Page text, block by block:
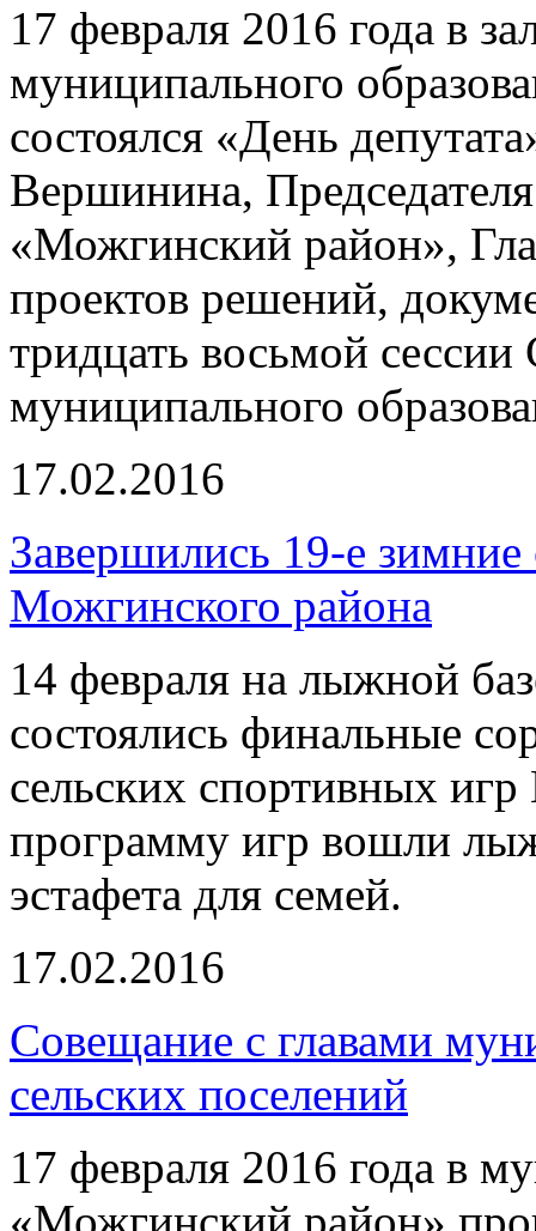
17 февраля 2016 года в
муниципального
состоялся «День
Вершинина,
«Можгинский район»,
проектов решений,
тридцать восьмой сессии
муниципального
17.02.2016
Завершились 19-е
Можгинского района
14 февраля на лыжной
состоялись финальные
сельских спортивных
программу игр вошли
эстафета для семей.
17.02.2016
Совещание с главами
сельских поселений
17 февраля 2016 года в
«Можгинский район»